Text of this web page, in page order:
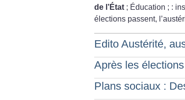
de l’État ; Éducation ; :
élections passent,
Edito Austérité,
Après les
Plans sociaux :